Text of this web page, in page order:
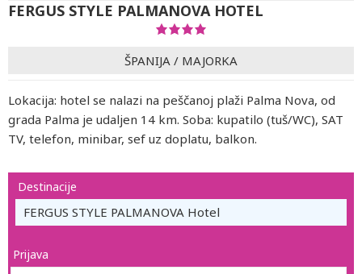
FERGUS STYLE PALMANOVA HOTEL
ŠPANIJA / MAJORKA
Lokacija: hotel se nalazi na peščanoj plaži Palma Nova, od
grada Palma je udaljen 14 km. Soba: kupatilo (tuš/WC), SAT
TV, telefon, minibar, sef uz doplatu, balkon.
Destinacije
FERGUS STYLE PALMANOVA Hotel
Prijava